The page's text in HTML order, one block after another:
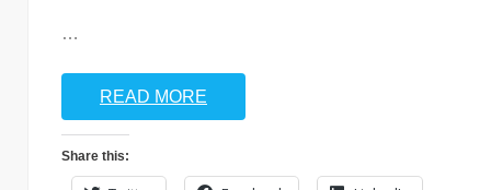
…
READ MORE
Share this: